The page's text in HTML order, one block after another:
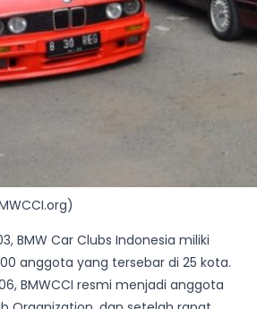
BMW Car Clubs Indonesia miliki
anggota yang tersebar di 25 kota.
BMWCCI resmi menjadi anggota